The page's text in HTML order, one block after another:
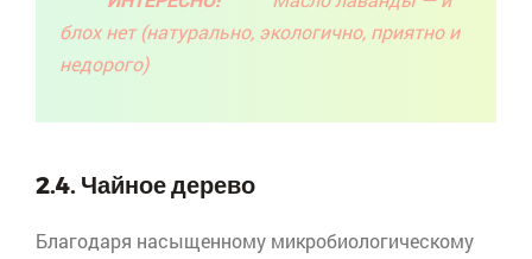
блох нет (натурально, экологично, приятно и
недорого)
2.4. Чайное дерево
Благодаря насыщенному микробиологическому